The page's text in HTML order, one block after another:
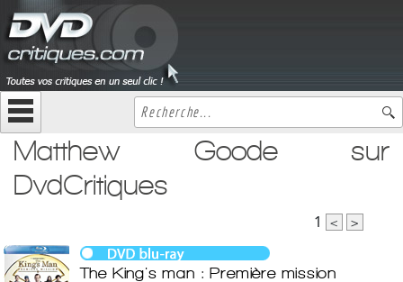
Matthew Goode sur
DvdCritiques
1 < >
The King's man : Première mission